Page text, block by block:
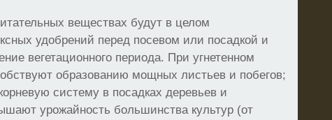
веществах будут в целом
удобрений перед посевом или посадкой и
вегетационного периода. При угнетенном
образованию мощных листьев и побегов;
систему в посадках деревьев и
урожайность большинства культур (от